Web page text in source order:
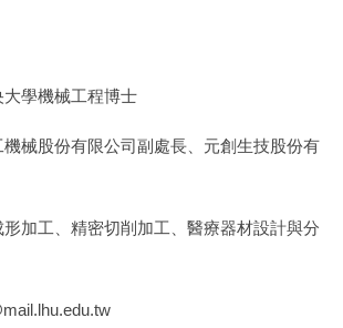
學機械工程博士
股份有限公司副處長、元創生技股份有
工、精密切削加工、醫療器材設計與分